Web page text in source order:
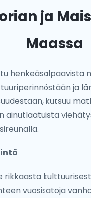
ja
Maassa
henkeäsalpaavista
ja
kutsuu
ainutlaatuista
rikkaasta
vuosisatoja